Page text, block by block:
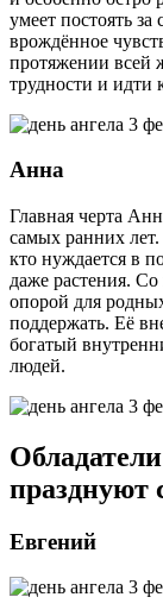
умеет постоять
врождённое
протяжении всей
трудности и идти
Анна
Главная черта
самых ранних
кто нуждается в
даже растения.
опорой для
поддержать. Её
богатый
людей.
празднуют
Евгений